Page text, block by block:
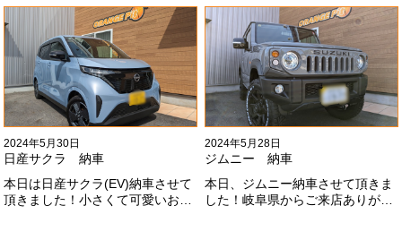
ました#x1f60a;
利用頂きありがとうございます
#x1f60a;
2024年5月30日
日産サクラ 納車
本日は日産サクラ(EV)納車させて
頂きました！小さくて可愛いお車
2024年5月28日
ジムニー 納車
本日、ジムニー納車させて頂きま
した！岐阜県からご来店ありがと